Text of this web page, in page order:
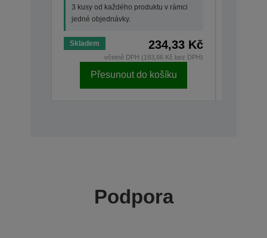
3 kusy od každého produktu v rámci
jedné objednávky.
Skladem 234,33 Kč
včetně DPH (193,66 Kč bez DPH)
Přesunout do košíku
Podpora